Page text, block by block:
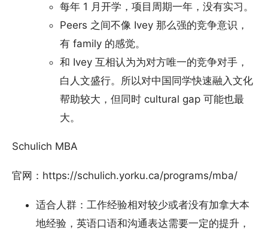
每年 1 月开学，项目周期一年，没有实习。
Peers 之间不像 Ivey 那么强的竞争意识，
有 family 的感觉。
和 Ivey 互相认为为对方唯一的竞争对手，
白人文盛行。所以对中国同学快速融入文化
帮助较大，但同时 cultural gap 可能也最
大。
Schulich MBA
官网：https://schulich.yorku.ca/programs/mba/
适合人群：工作经验相对较少或者没有加拿大本
地经验，英语口语和沟通表达需要一定的提升，